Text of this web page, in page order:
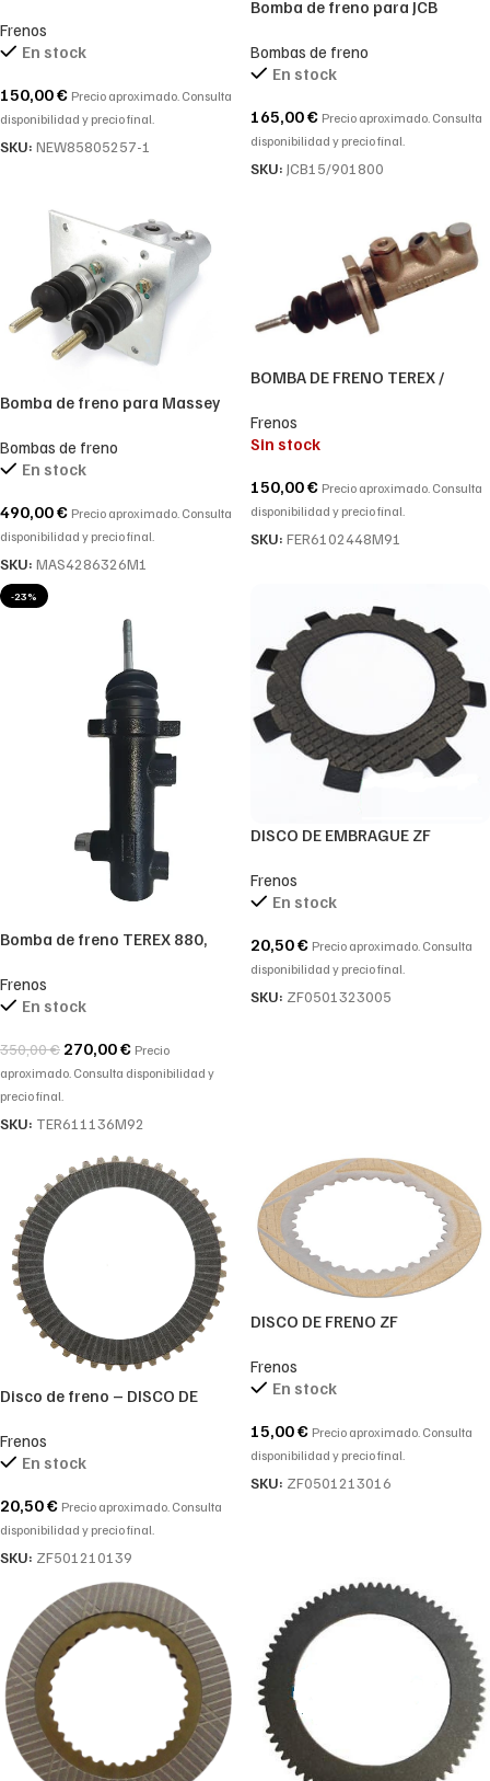
TD80D bomba de freno para
tractor New Holland original
Frenos
En stock
150,00€ Precio aproximado. Consulta
disponibilidad y precio final.
SKU: NEW85805257-1
Bomba de freno para JCB
JCB 412, JCB 415, JCB 410
Bombas de freno
En stock
165,00€ Precio aproximado. Consulta
disponibilidad y precio final.
SKU: JCB15/901800
Bomba de freno para Massey
AGCO 4286326M1
Bombas de freno
En stock
490,00€ Precio aproximado. Consulta
disponibilidad y precio final.
SKU: MAS4286326M1
BOMBA DE FRENO TEREX /
6102448M91
Frenos
Sin stock
150,00€ Precio aproximado. Consulta
disponibilidad y precio final.
SKU: FER6102448M91
-23%
Bomba de freno TEREX 880,
Frenos
En stock
350,00€ 270,00€ Precio
aproximado. Consulta disponibilidad y
precio final.
SKU: TER611136M92
DISCO DE EMBRAGUE ZF
0501 323 005
Frenos
En stock
20,50€ Precio aproximado. Consulta
disponibilidad y precio final.
SKU: ZF0501323005
Disco de freno – DISCO DE
0501.210.139-0501 210 139
Frenos
En stock
20,50€ Precio aproximado. Consulta
disponibilidad y precio final.
SKU: ZF501210139
DISCO DE FRENO ZF
0501 213 016
Frenos
En stock
15,00€ Precio aproximado. Consulta
disponibilidad y precio final.
SKU: ZF0501213016